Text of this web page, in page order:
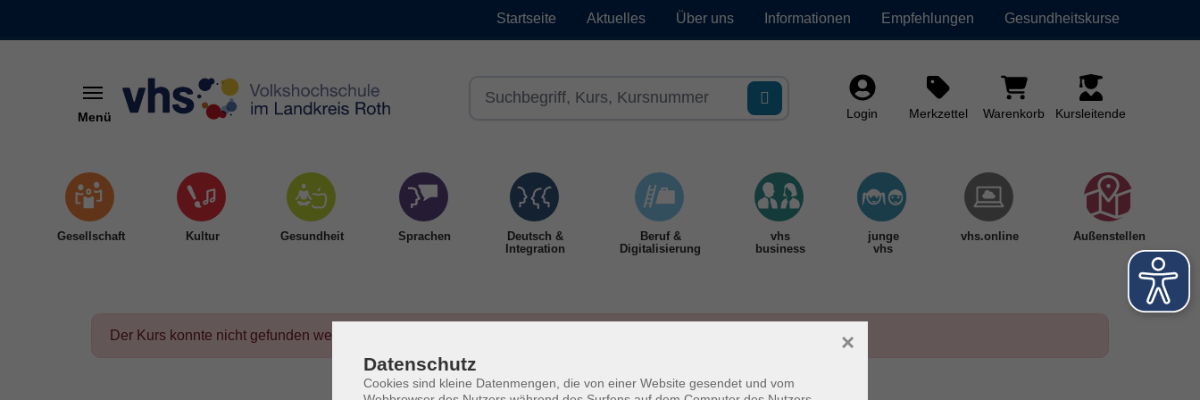
Startseite Aktuelles Über uns Informationen Empfehlungen Gesundheitskurse
Menü Login Merkzettel Warenkorb Kursleitende
Gesellschaft Kultur Gesundheit Sprachen
Deutsch &
Integration
Beruf &
Digitalisierung
vhs
business
junge
vhs
vhs.online Außenstellen
Der Kurs konnte nicht gefunden werden.
Datenschutz
Cookies sind kleine Datenmengen, die von einer Website gesendet und vom
×